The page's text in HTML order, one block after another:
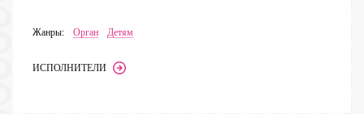
Жанры: Орган Детям
ИСПОЛНИТЕЛИ